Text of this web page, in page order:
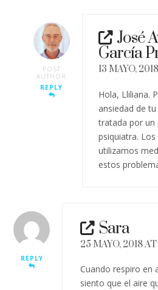
POST
AUTHOR
REPLY
José
García
13 MAYO,
Hola, Lliliana.
ansiedad de
tratada por un
psiquiatra.
utilizamos
estos
REPLY
Sara
25 MAYO, 2018 AT
Cuando respiro en
siento que el aire